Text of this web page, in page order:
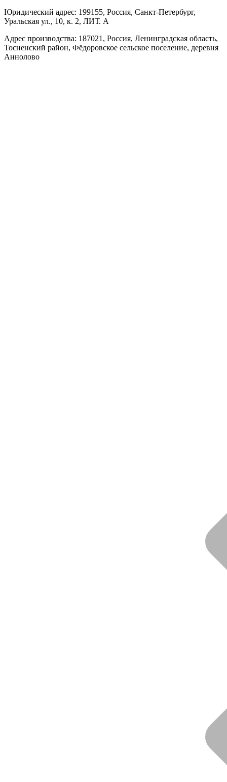
Юридический адрес: 199155, Россия, Санкт-Петербург,
Уральская ул., 10, к. 2, ЛИТ. А
Адрес производства: 187021, Россия, Ленинградская область,
Тосненский район, Фёдоровское сельское поселение, деревня
Аннолово